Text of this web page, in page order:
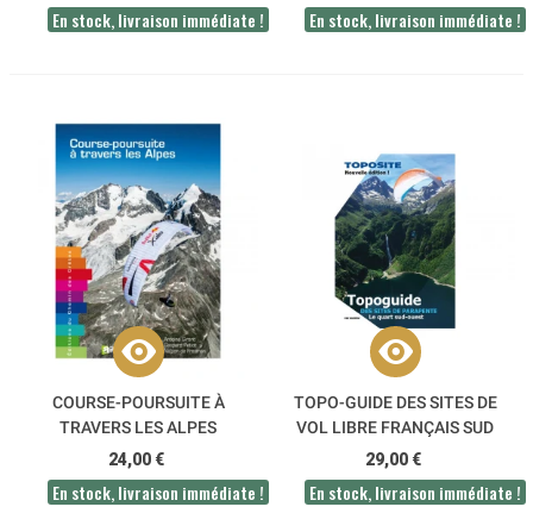
En stock, livraison immédiate ! En stock, livraison immédiate !
COURSE-POURSUITE À
TRAVERS LES ALPES
24,00 €
En stock, livraison immédiate !
TOPO-GUIDE DES SITES DE
VOL LIBRE FRANÇAIS SUD
OUEST
29,00 €
En stock, livraison immédiate !